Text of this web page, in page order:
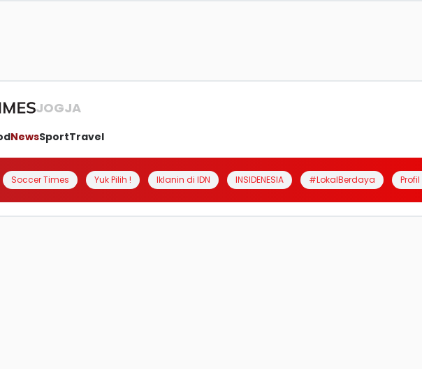
JOGJA
NewsSportTravel
Soccer Times Yuk Pilih ! Iklanin di IDN INSIDENESIA #LokalBerdaya